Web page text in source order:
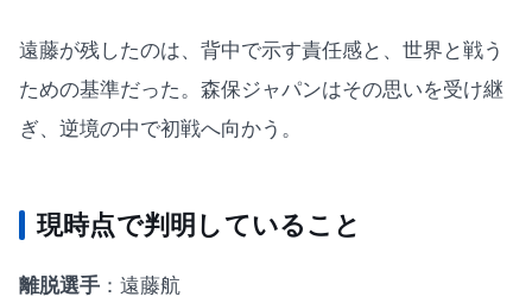
遠藤が残したのは、背中で示す責任感と、世界と戦う
ための基準だった。森保ジャパンはその思いを受け継
ぎ、逆境の中で初戦へ向かう。
現時点で判明していること
離脱選手 ：遠藤航